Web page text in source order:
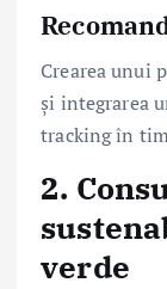
Crearea unui
și integrarea
tracking în
2.
verde